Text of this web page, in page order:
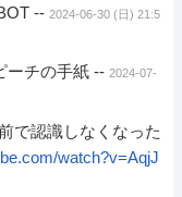
-- 2024-06-30 (日) 21:5
ーチの手紙 -- 2024-07-
で認識しなくなった
watch?v=AqjJ